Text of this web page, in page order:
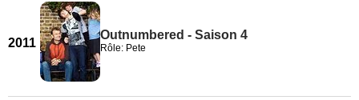
2011
Outnumbered - Saison 4
Rôle: Pete